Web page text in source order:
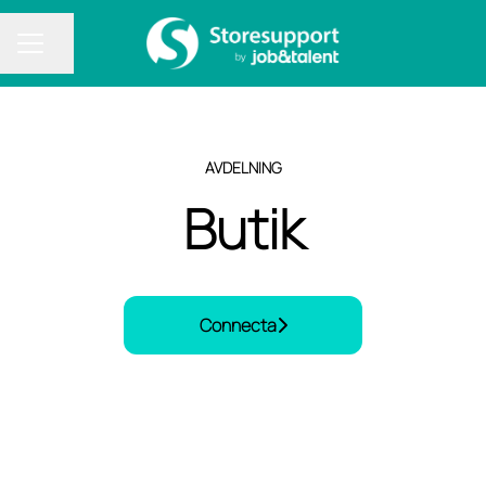
AVDELNING
Butik
Connecta